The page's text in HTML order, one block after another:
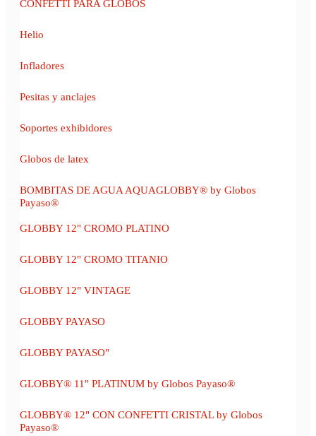
CONFETTI PARA GLOBOS
Helio
Infladores
Pesitas y anclajes
Soportes exhibidores
Globos de latex
BOMBITAS DE AGUA AQUAGLOBBY® by Globos
Payaso®
GLOBBY 12" CROMO PLATINO
GLOBBY 12" CROMO TITANIO
GLOBBY 12" VINTAGE
GLOBBY PAYASO
GLOBBY PAYASO"
GLOBBY® 11" PLATINUM by Globos Payaso®
GLOBBY® 12" CON CONFETTI CRISTAL by Globos
Payaso®